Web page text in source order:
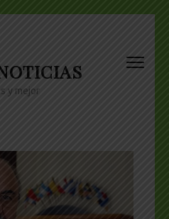
y mejor